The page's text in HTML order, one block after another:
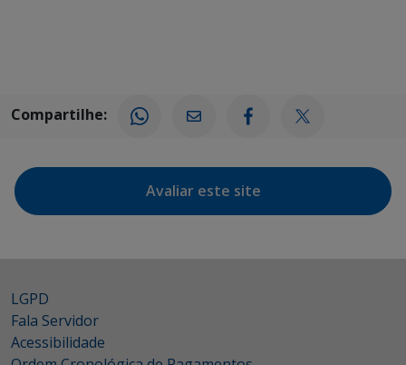
Compartilhe:
Avaliar este site
LGPD
Fala Servidor
Acessibilidade